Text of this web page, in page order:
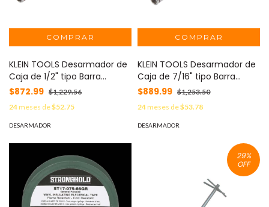
KLEIN TOOLS Desarmador de
Caja de 1/2" tipo Barra
Pasante. MOD: 635-1/2
$872.99 $1,229.56
24meses de$52.75
DESARMADOR
KLEIN TOOLS Desarmador de
Caja de 7/16" tipo Barra
Pasante. MOD: 635-7/16
$889.99 $1,253.50
24meses de$53.78
DESARMADOR
29%
OFF